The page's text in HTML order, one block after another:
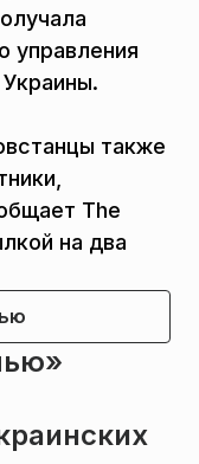
управления
также
The
на два